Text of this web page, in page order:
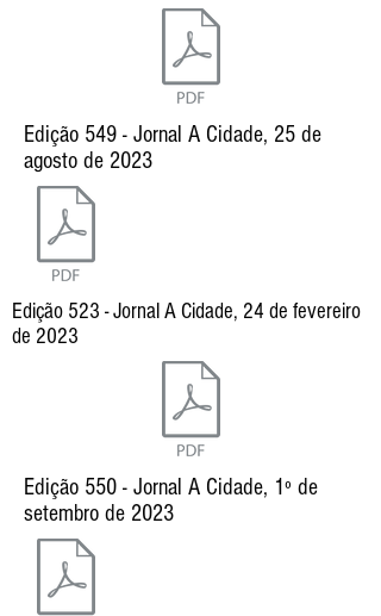
Edição 549 - Jornal A Cidade, 25 de
agosto de 2023
Edição 523 - Jornal A Cidade, 24 de fevereiro
de 2023
Edição 550 - Jornal A Cidade, 1º de
setembro de 2023